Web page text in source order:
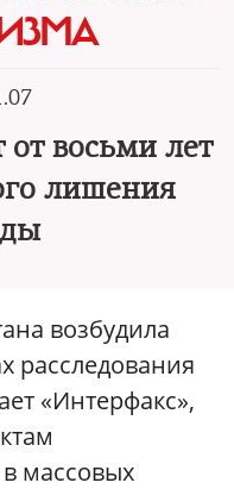
восьми лет
лишения
возбудила
расследования
«Интерфакс»,
массовых